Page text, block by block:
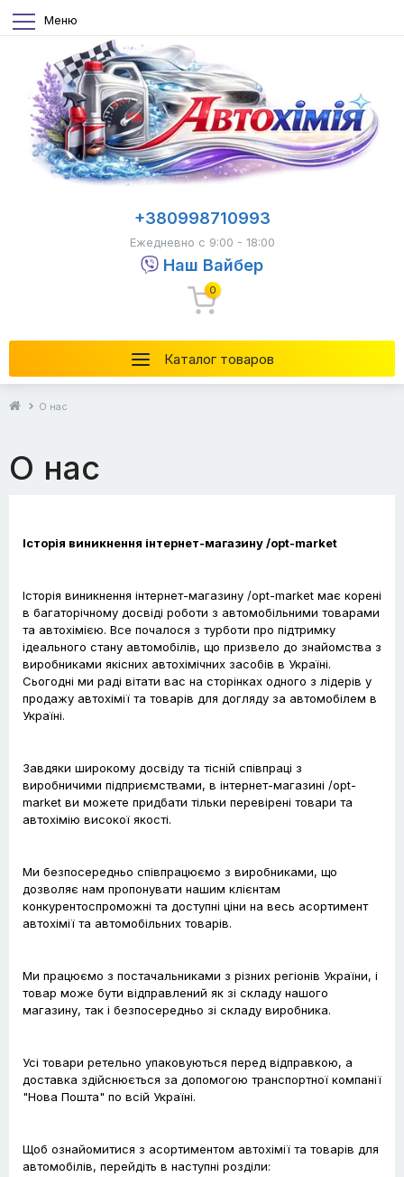
Меню
Каталог товаров
+380998710993
Ежедневно с 9:00 - 18:00
Наш Вайбер
0
О нас
О нас
Історія виникнення інтернет-магазину /opt-market
Історія виникнення інтернет-магазину /opt-market має корені
в багаторічному досвіді роботи з автомобільними товарами
та автохімією. Все почалося з турботи про підтримку
ідеального стану автомобілів, що призвело до знайомства з
виробниками якісних автохімічних засобів в Україні.
Сьогодні ми раді вітати вас на сторінках одного з лідерів у
продажу автохімії та товарів для догляду за автомобілем в
Україні.
Завдяки широкому досвіду та тісній співпраці з
виробничими підприємствами, в інтернет-магазині /opt-
market ви можете придбати тільки перевірені товари та
автохімію високої якості.
Ми безпосередньо співпрацюємо з виробниками, що
дозволяє нам пропонувати нашим клієнтам
конкурентоспроможні та доступні ціни на весь асортимент
автохімії та автомобільних товарів.
Ми працюємо з постачальниками з різних регіонів України, і
товар може бути відправлений як зі складу нашого
магазину, так і безпосередньо зі складу виробника.
Усі товари ретельно упаковуються перед відправкою, а
доставка здійснюється за допомогою транспортної компанії
"Нова Пошта" по всій Україні.
Щоб ознайомитися з асортиментом автохімії та товарів для
автомобілів, перейдіть в наступні розділи: